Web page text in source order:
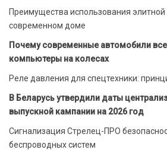
Преимущества использования элитной
современном доме
Почему современные автомобили
компьютеры на колесах
Реле давления для спецтехники:
В Беларусь утвердили даты
выпускной кампании на 2026 год
Сигнализация Стрелец-ПРО
беспроводных систем